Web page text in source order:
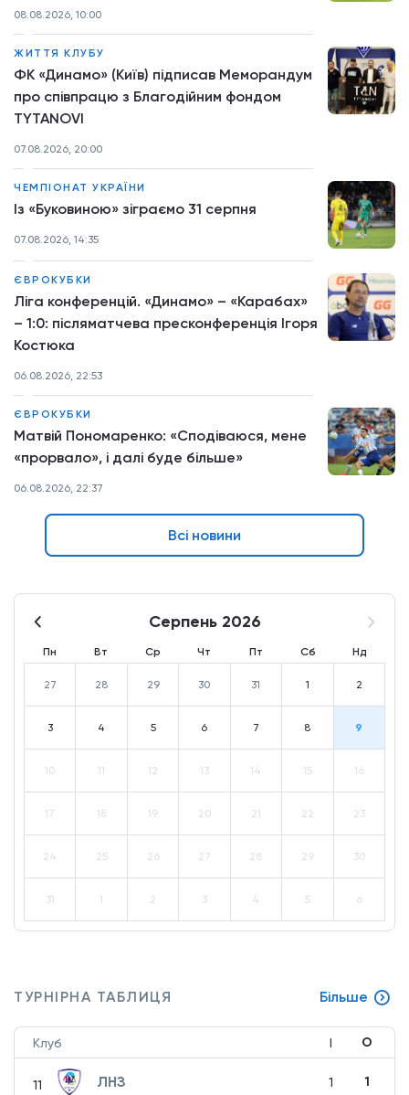
08.08.2026, 10:00
ЖИТТЯ КЛУБУ
ФК «Динамо» (Київ) підписав Меморандум
про співпрацю з Благодійним фондом
TYTANOVI
07.08.2026, 20:00
ЧЕМПІОНАТ УКРАЇНИ
Із «Буковиною» зіграємо 31 серпня
07.08.2026, 14:35
ЄВРОКУБКИ
Ліга конференцій. «Динамо» – «Карабах»
– 1:0: післяматчева пресконференція Ігоря
Костюка
06.08.2026, 22:53
ЄВРОКУБКИ
Матвій Пономаренко: «Сподіваюся, мене
«прорвало», і далі буде більше»
06.08.2026, 22:37
Всі новини
Серпень 2026
Пн Вт Ср Чт Пт Сб Нд
27 28 29 30 31 1 2
3 4 5 6 7 8 9
10 11 12 13 14 15 16
17 18 19 20 21 22 23
24 25 26 27 28 29 30
31 1 2 3 4 5 6
ТУРНІРНА ТАБЛИЦЯ Більше
Клуб І О
11 ЛНЗ 1 1